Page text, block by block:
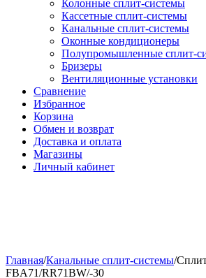
Колонные ​​сплит-системы
Кассетные сплит-системы
Канальные сплит-системы
Оконные кондиционеры
Полупромышленные сплит-
Бризеры
Вентиляционные установки
Сравнение
Избранное
Корзина
Обмен и возврат
Доставка и оплата
Магазины
Личный кабинет
Главная/Канальные сплит-системы/
FBA71/RR71BW/-30